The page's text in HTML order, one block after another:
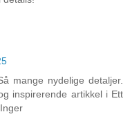
mange nydelige detaljer.
inspirerende artikkel i Ett